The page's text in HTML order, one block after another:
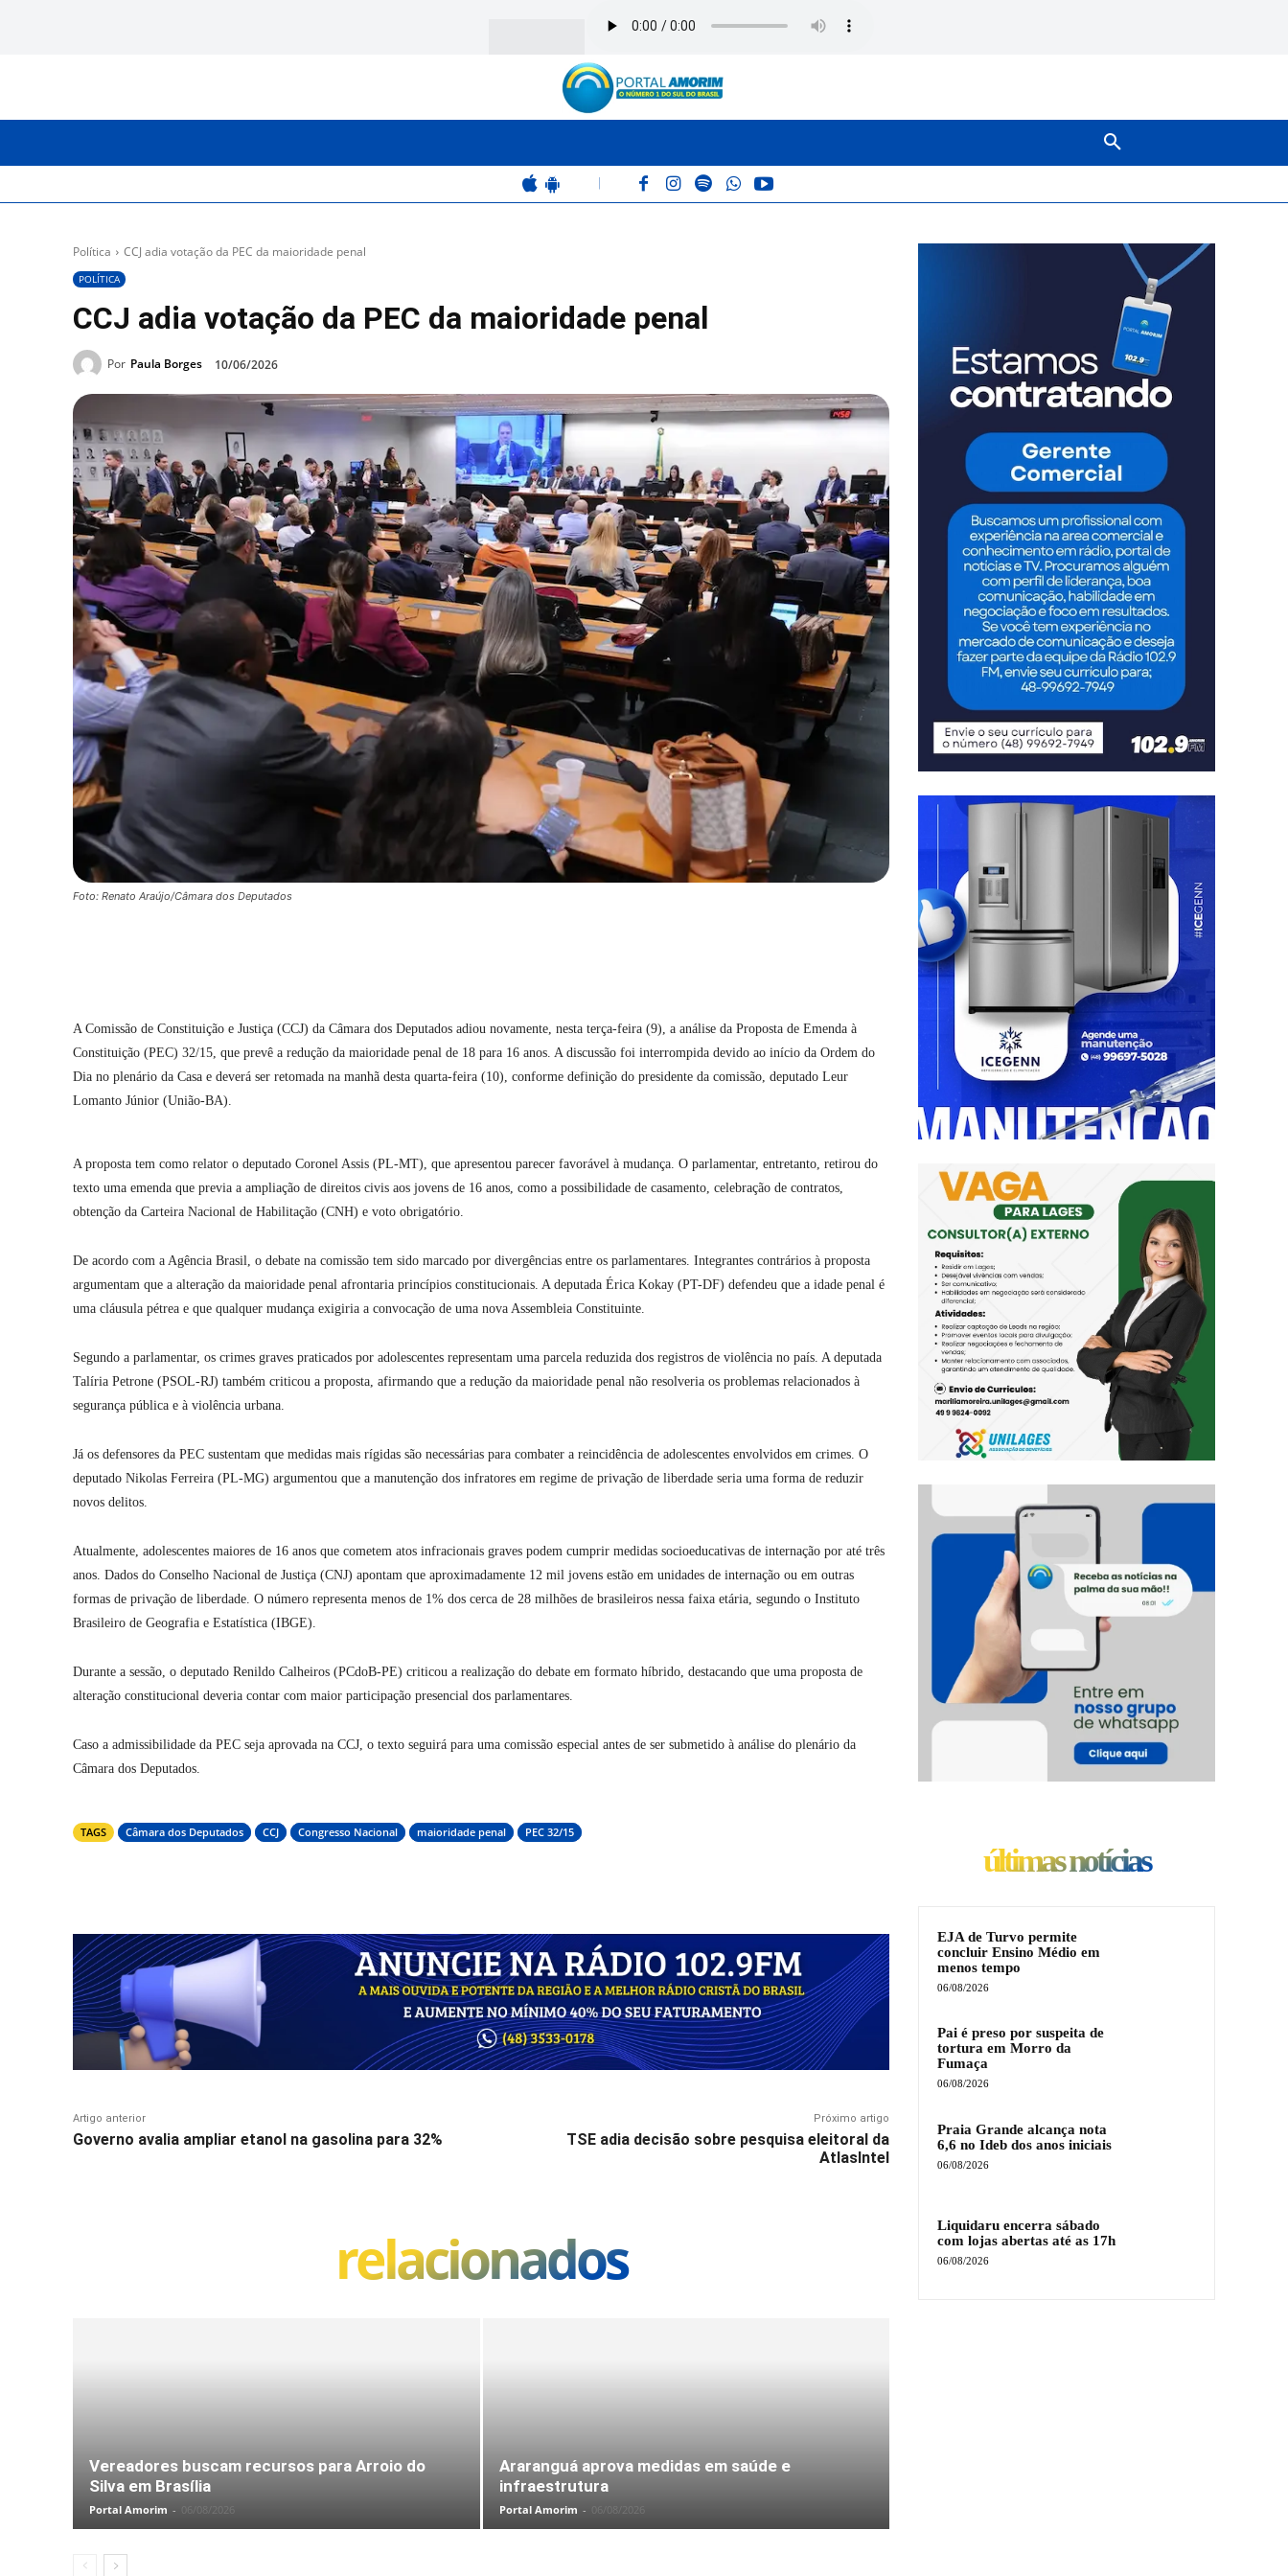
Política CCJ adia votação da PEC da maioridade penal
POLÍTICA
CCJ adia votação da PEC da maioridade penal
Por Paula Borges 10/06/2026
Foto: Renato Araújo/Câmara dos Deputados
A Comissão de Constituição e Justiça (CCJ) da Câmara dos Deputados adiou novamente, nesta terça-feira (9), a análise da Proposta de Emenda à
Constituição (PEC) 32/15, que prevê a redução da maioridade penal de 18 para 16 anos. A discussão foi interrompida devido ao início da Ordem do
Dia no plenário da Casa e deverá ser retomada na manhã desta quarta-feira (10), conforme definição do presidente da comissão, deputado Leur
Lomanto Júnior (União-BA).
A proposta tem como relator o deputado Coronel Assis (PL-MT), que apresentou parecer favorável à mudança. O parlamentar, entretanto, retirou do
texto uma emenda que previa a ampliação de direitos civis aos jovens de 16 anos, como a possibilidade de casamento, celebração de contratos,
obtenção da Carteira Nacional de Habilitação (CNH) e voto obrigatório.
De acordo com a Agência Brasil, o debate na comissão tem sido marcado por divergências entre os parlamentares. Integrantes contrários à proposta
argumentam que a alteração da maioridade penal afrontaria princípios constitucionais. A deputada Érica Kokay (PT-DF) defendeu que a idade penal é
uma cláusula pétrea e que qualquer mudança exigiria a convocação de uma nova Assembleia Constituinte.
Segundo a parlamentar, os crimes graves praticados por adolescentes representam uma parcela reduzida dos registros de violência no país. A deputada
Talíria Petrone (PSOL-RJ) também criticou a proposta, afirmando que a redução da maioridade penal não resolveria os problemas relacionados à
segurança pública e à violência urbana.
Já os defensores da PEC sustentam que medidas mais rígidas são necessárias para combater a reincidência de adolescentes envolvidos em crimes. O
deputado Nikolas Ferreira (PL-MG) argumentou que a manutenção dos infratores em regime de privação de liberdade seria uma forma de reduzir
novos delitos.
Atualmente, adolescentes maiores de 16 anos que cometem atos infracionais graves podem cumprir medidas socioeducativas de internação por até três
anos. Dados do Conselho Nacional de Justiça (CNJ) apontam que aproximadamente 12 mil jovens estão em unidades de internação ou em outras
formas de privação de liberdade. O número representa menos de 1% dos cerca de 28 milhões de brasileiros nessa faixa etária, segundo o Instituto
Brasileiro de Geografia e Estatística (IBGE).
Durante a sessão, o deputado Renildo Calheiros (PCdoB-PE) criticou a realização do debate em formato híbrido, destacando que uma proposta de
alteração constitucional deveria contar com maior participação presencial dos parlamentares.
Caso a admissibilidade da PEC seja aprovada na CCJ, o texto seguirá para uma comissão especial antes de ser submetido à análise do plenário da
Câmara dos Deputados.
TAGS Câmara dos Deputados CCJ Congresso Nacional maioridade penal PEC 32/15
Artigo anterior
Governo avalia ampliar etanol na gasolina para 32%
Próximo artigo
TSE adia decisão sobre pesquisa eleitoral da
AtlasIntel
relacionados
Vereadores buscam recursos para Arroio do
Silva em Brasília
Portal Amorim - 06/08/2026
Araranguá aprova medidas em saúde e
infraestrutura
Portal Amorim - 06/08/2026
últimas notícias
EJA de Turvo permite
concluir Ensino Médio em
menos tempo
06/08/2026
Pai é preso por suspeita de
tortura em Morro da
Fumaça
06/08/2026
Praia Grande alcança nota
6,6 no Ideb dos anos iniciais
06/08/2026
Liquidaru encerra sábado
com lojas abertas até as 17h
06/08/2026